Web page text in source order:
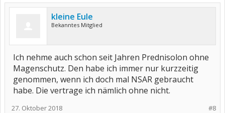
kleine Eule
Bekanntes Mitglied
Ich nehme auch schon seit Jahren Prednisolon ohne
Magenschutz. Den habe ich immer nur kurzzeitig
genommen, wenn ich doch mal NSAR gebraucht
habe. Die vertrage ich nämlich ohne nicht.
#8
27. Oktober 2018